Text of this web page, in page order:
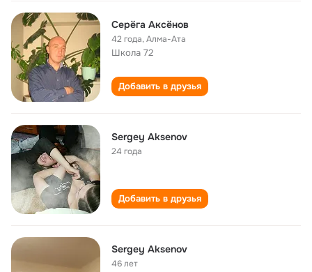
Серёга Аксёнов
42 года,Алма-Ата
Школа 72
Добавить в друзья
Sergey Aksenov
24 года
Добавить в друзья
Sergey Aksenov
46 лет